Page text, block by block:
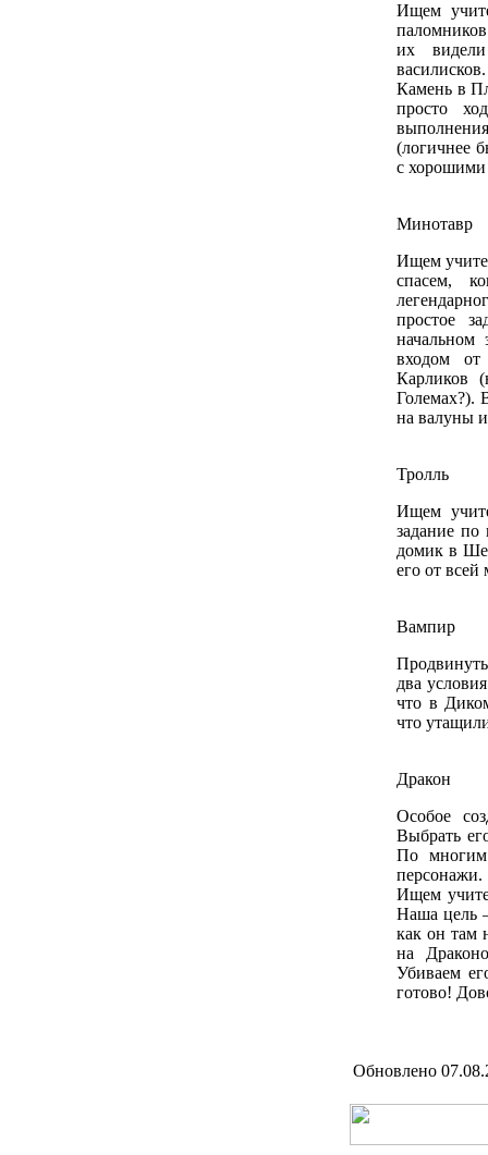
Ищем
их
Камень в
просто
(логичнее
с
Минотавр
Ищем
спасем,
простое
начальном
входом
Карликов
Големах?).
на валуны
Тролль
Ищем
задание
домик в
его от
Вампир
два
что в
что
Дракон
Особое
Выбрать
По многим
Ищем
Наша цель
как он там
на
Убиваем
готово!
Обновлено